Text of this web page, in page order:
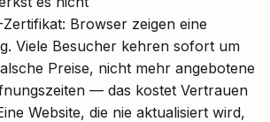
Browser zeigen eine
Viele Besucher kehren sofort um
Preise, nicht mehr angebotene
— das kostet Vertrauen
Website, die nie aktualisiert wird,